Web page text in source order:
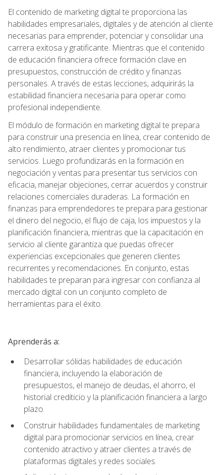
El contenido de marketing digital te proporciona las
habilidades empresariales, digitales y de atención al cliente
necesarias para emprender, potenciar y consolidar una
carrera exitosa y gratificante. Mientras que el contenido
de educación financiera ofrece formación clave en
presupuestos, construcción de crédito y finanzas
personales. A través de estas lecciones, adquirirás la
estabilidad financiera necesaria para operar como
profesional independiente.
El módulo de formación en marketing digital te prepara
para construir una presencia en línea, crear contenido de
alto rendimiento, atraer clientes y promocionar tus
servicios. Luego profundizarás en la formación en
negociación y ventas para presentar tus servicios con
eficacia, manejar objeciones, cerrar acuerdos y construir
relaciones comerciales duraderas. La formación en
finanzas para emprendedores te prepara para gestionar
el dinero del negocio, el flujo de caja, los impuestos y la
planificación financiera, mientras que la capacitación en
servicio al cliente garantiza que puedas ofrecer
experiencias excepcionales que generen clientes
recurrentes y recomendaciones. En conjunto, estas
habilidades te preparan para ingresar con confianza al
mercado digital con un conjunto completo de
herramientas para el éxito.
Aprenderás a:
Desarrollar sólidas habilidades de educación
financiera, incluyendo la elaboración de
presupuestos, el manejo de deudas, el ahorro, el
historial crediticio y la planificación financiera a largo
plazo.
Construir habilidades fundamentales de marketing
digital para promocionar servicios en línea, crear
contenido atractivo y atraer clientes a través de
plataformas digitales y redes sociales.